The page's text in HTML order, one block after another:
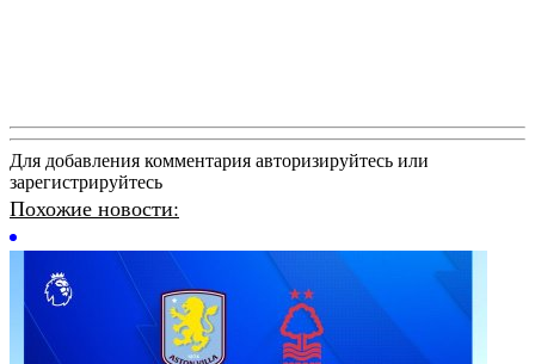
Для добавления комментария авторизируйтесь или
зарегистрируйтесь
Похожие новости: